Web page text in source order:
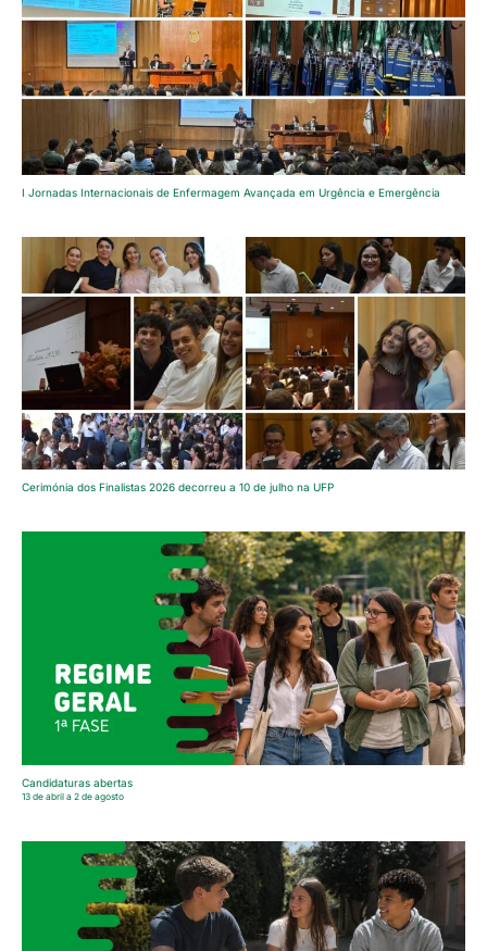
I Jornadas Internacionais de Enfermagem Avançada em Urgência e Emergência
Cerimónia dos Finalistas 2026 decorreu a 10 de julho na UFP
Candidaturas abertas
13 de abril a 2 de agosto